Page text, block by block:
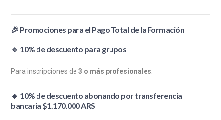
🎉 Promociones para el Pago Total de la Formación
🔹 10% de descuento para grupos
Para inscripciones de3 o más profesionales
🔹 10% de descuento abonando por transferencia
bancaria $1.170.000 ARS